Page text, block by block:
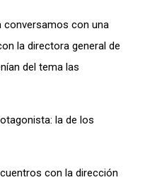
conversamos con una
la directora general de
del tema las
la de los
con la dirección